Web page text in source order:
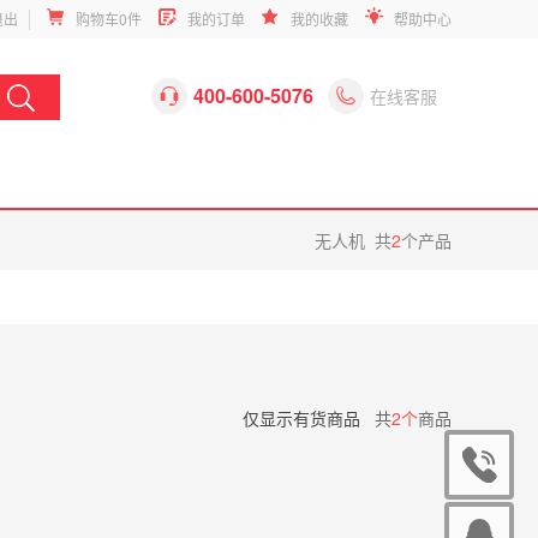
购物车0件 我的订单 我的收藏 帮助中心
 400-600-5076  在线客服
无人机 共2个产品
仅显示有货商品 共2个商品